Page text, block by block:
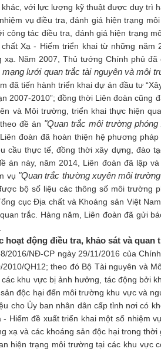
làm
việc
PHÓNG
XẠ
TRONG
THỜI
GIAN
TỚI
với lực lượng kỹ thuật được duy trì
vụ điều tra, đánh giá hiện trạng
công tác điều tra, đánh giá hiện trạng
Xạ - Hiếm triển khai từ những năm
Năm 2007, Thủ tướng Chính phủ
lưới quan trắc tài nguyên và môi
đã tiến hành triển khai dự án đầu tư
2007-2010”; đồng thời Liên đoàn cũng
và Môi trường, triển khai thực hiện
đề án "Quan trắc môi trường
đoàn đã hoàn thiện hệ phương
cầu thực tế, đồng thời xây dựng, đào
án này, năm 2014, Liên đoàn đã lập
vụ "Quan trắc thường xuyên môi
bộ số liệu các thông số môi trường
cục Địa chất và Khoáng sản Việt
trắc. Hàng năm, Liên đoàn đã gửi
hoạt động điều tra, khảo sát và
NĐ-CP ngày 29/11/2016 của Chính
QH12; theo đó Bộ Tài nguyên và
khu vực bị ảnh hưởng, tác động bởi
độc hại đến môi trường khu vực và
cho Ủy ban nhân dân cấp tỉnh nơi có
Hiếm đề xuất triển khai một số nhiệm
xạ và các khoáng sản độc hại trong thời
trạng môi trường tại các khu vực có